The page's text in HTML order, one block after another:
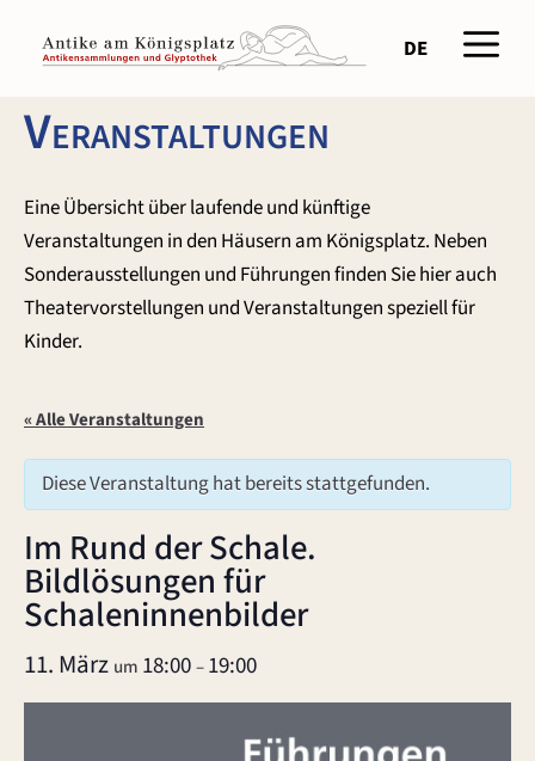
Inhalt
springen
DE
Veranstaltungen
Eine Übersicht über laufende und künftige
Veranstaltungen in den Häusern am Königsplatz. Neben
Sonderausstellungen und Führungen finden Sie hier auch
Theatervorstellungen und Veranstaltungen speziell für
Kinder.
« Alle Veranstaltungen
Diese Veranstaltung hat bereits stattgefunden.
Im Rund der Schale.
Bildlösungen für
Schaleninnenbilder
11. März um 18:00–19:00